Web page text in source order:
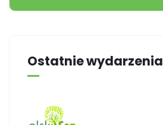
Ostatnie wydarzenia